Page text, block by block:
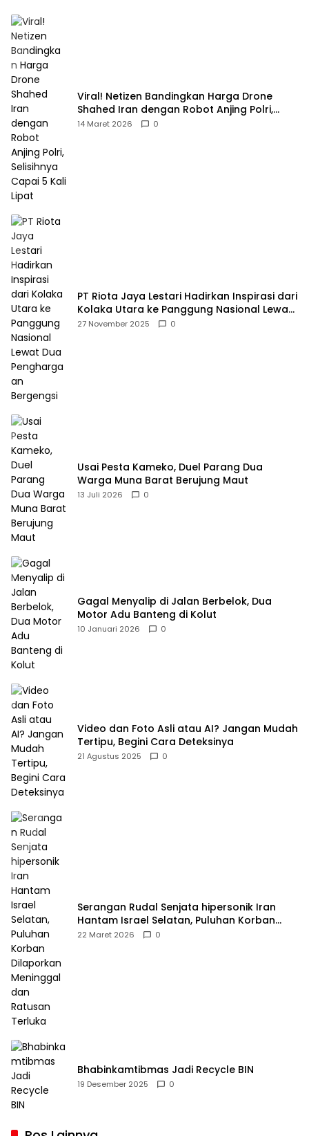
Viral! Netizen Bandingkan Harga Drone
Shahed Iran dengan Robot Anjing Polri,
Selisihnya Capai 5 Kali Lipat
14 Maret 2026 0
PT Riota Jaya Lestari Hadirkan Inspirasi dari
Kolaka Utara ke Panggung Nasional Lewat
Dua Penghargaan Bergengsi
27 November 2025 0
Usai Pesta Kameko, Duel Parang Dua
Warga Muna Barat Berujung Maut
13 Juli 2026 0
Gagal Menyalip di Jalan Berbelok, Dua
Motor Adu Banteng di Kolut
10 Januari 2026 0
Video dan Foto Asli atau AI? Jangan Mudah
Tertipu, Begini Cara Deteksinya
21 Agustus 2025 0
Serangan Rudal Senjata hipersonik Iran
Hantam Israel Selatan, Puluhan Korban
Dilaporkan Meninggal dan Ratusan Terluka
22 Maret 2026 0
Bhabinkamtibmas Jadi Recycle BIN
19 Desember 2025 0